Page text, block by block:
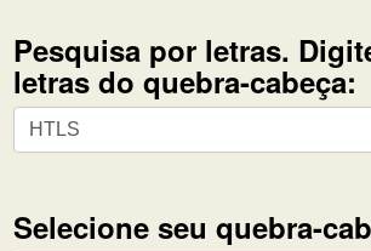
Pesquisa por letras.
letras do quebra-cabeça:
Pesquisa
por
todas
Selecione seu quebra-